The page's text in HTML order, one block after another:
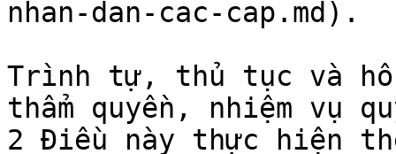
nhan-dan-cac-cap.md).
Trình tự, thủ tục và
thẩm quyền, nhiệm vụ
2 Điều này thực hiện